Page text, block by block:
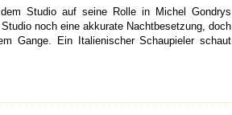
Studio auf seine Rolle in Michel Gondrys
noch eine akkurate Nachtbesetzung, doch
Gange. Ein Italienischer Schaupieler schaut